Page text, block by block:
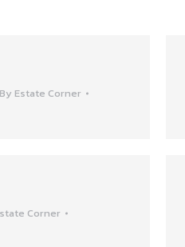
By Estate Corner
Corner